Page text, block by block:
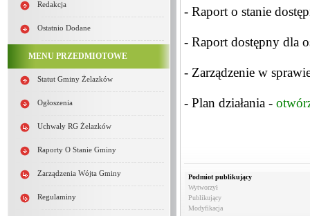
Redakcja
Ostatnio Dodane
MENU PRZEDMIOTOWE
Statut Gminy Żelazków
Ogłoszenia
Uchwały RG Żelazków
Raporty O Stanie Gminy
Zarządzenia Wójta Gminy
Regulaminy
- Raport o stanie
- Raport dostępny dla
- Zarządzenie w
- Plan działania -
Podmiot publikujący
Wytworzył
Publikujący
Modyfikacja